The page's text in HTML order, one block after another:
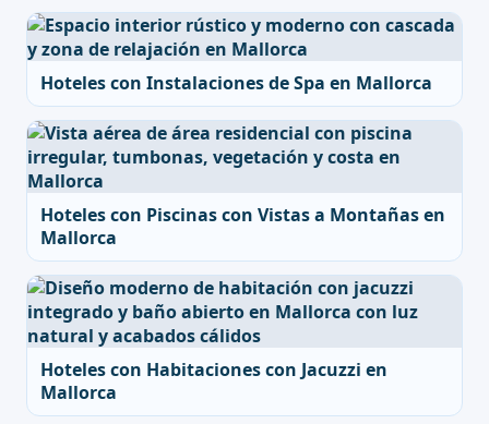
Hoteles con Instalaciones de Spa en Mallorca
Hoteles con Piscinas con Vistas a Montañas en
Mallorca
Hoteles con Habitaciones con Jacuzzi en
Mallorca